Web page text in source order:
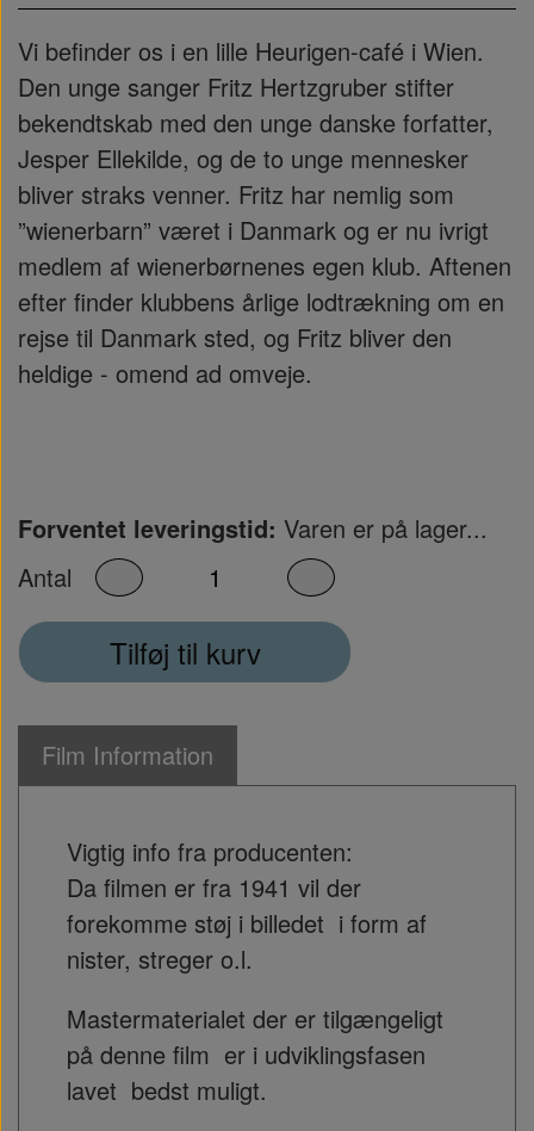
Vi befinder os i en lille Heurigen-café i Wien.
Den unge sanger Fritz Hertzgruber stifter
bekendtskab med den unge danske forfatter,
Jesper Ellekilde, og de to unge mennesker
bliver straks venner. Fritz har nemlig som
”wienerbarn” været i Danmark og er nu ivrigt
medlem af wienerbørnenes egen klub. Aftenen
efter finder klubbens årlige lodtrækning om en
rejse til Danmark sted, og Fritz bliver den
heldige - omend ad omveje.
Forventet leveringstid: Varen er på lager...
Antal
Tilføj til kurv
Film Information
Vigtig info fra producenten:
Da filmen er fra 1941 vil der
forekomme støj i billedet i form af
nister, streger o.l.
Mastermaterialet der er tilgængeligt
på denne film er i udviklingsfasen
lavet bedst muligt.